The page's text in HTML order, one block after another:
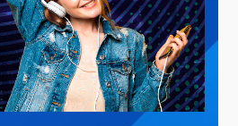
Turquía y Pakistán
firman pacto de
defensa
LATINOAMÉRICA Y CARIBE
TITULARES
ÚLTIMA HORA
De la Espriella jura